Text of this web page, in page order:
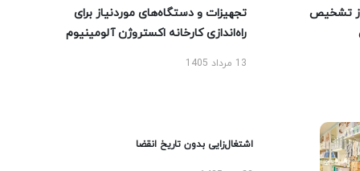
تشخیص
تجهیزات و دستگاه‌های موردنیاز برای
راه‌اندازی کارخانه اکستروژن آلومینیوم
13 مرداد 1405
اشتغال‌زایی بدون تاریخ انقضا